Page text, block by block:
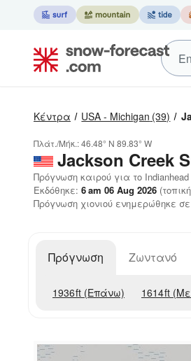
Κέντρα USA - Michigan (39)
Πλάτ./Μήκ.:46.48° N 89.83° W
Jackson Creek
Πρόγνωση καιρού για το Indianhead
Εκδόθηκε: 6 am 06 Aug 2026
Πρόγνωση χιονιού ενημερώθηκε σε
Πρόγνωση Ζωντανό
1936ft (Επάνω) 1614ft